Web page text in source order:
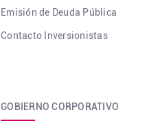
Emisión de Deuda Pública
Contacto Inversionistas
GOBIERNO CORPORATIVO